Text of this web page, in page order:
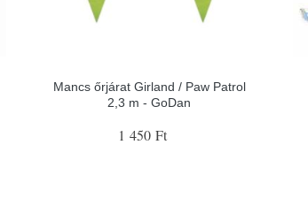
Mancs őrjárat Girland / Paw Patrol
2,3 m - GoDan
1 450 Ft